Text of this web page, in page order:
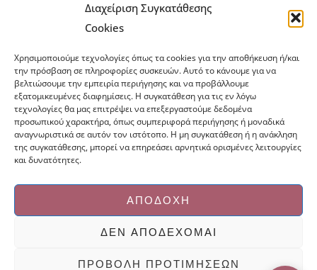
Διαχείριση Συγκατάθεσης
Cookies
Χρησιμοποιούμε τεχνολογίες όπως τα cookies για την αποθήκευση ή/και
την πρόσβαση σε πληροφορίες συσκευών. Αυτό το κάνουμε για να
βελτιώσουμε την εμπειρία περιήγησης και να προβάλλουμε
εξατομικευμένες διαφημίσεις. Η συγκατάθεση για τις εν λόγω
τεχνολογίες θα μας επιτρέψει να επεξεργαστούμε δεδομένα
προσωπικού χαρακτήρα, όπως συμπεριφορά περιήγησης ή μοναδικά
αναγνωριστικά σε αυτόν τον ιστότοπο. Η μη συγκατάθεση ή η ανάκληση
της συγκατάθεσης, μπορεί να επηρεάσει αρνητικά ορισμένες λειτουργίες
και δυνατότητες.
ΑΠΟΔΟΧΉ
ΔΕΝ ΑΠΟΔΈΧΟΜΑΙ
ΠΡΟΒΟΛΉ ΠΡΟΤΙΜΉΣΕΩΝ
Τρόποι Παραγγελίας
Πολιτική Cookies
Εμπόριο Ειδών Ονυχοπλαστικής, Καλλωπισμού
άκρων και αξεσουάρ
τηλ: 213-0415386
info@ncnails.gr